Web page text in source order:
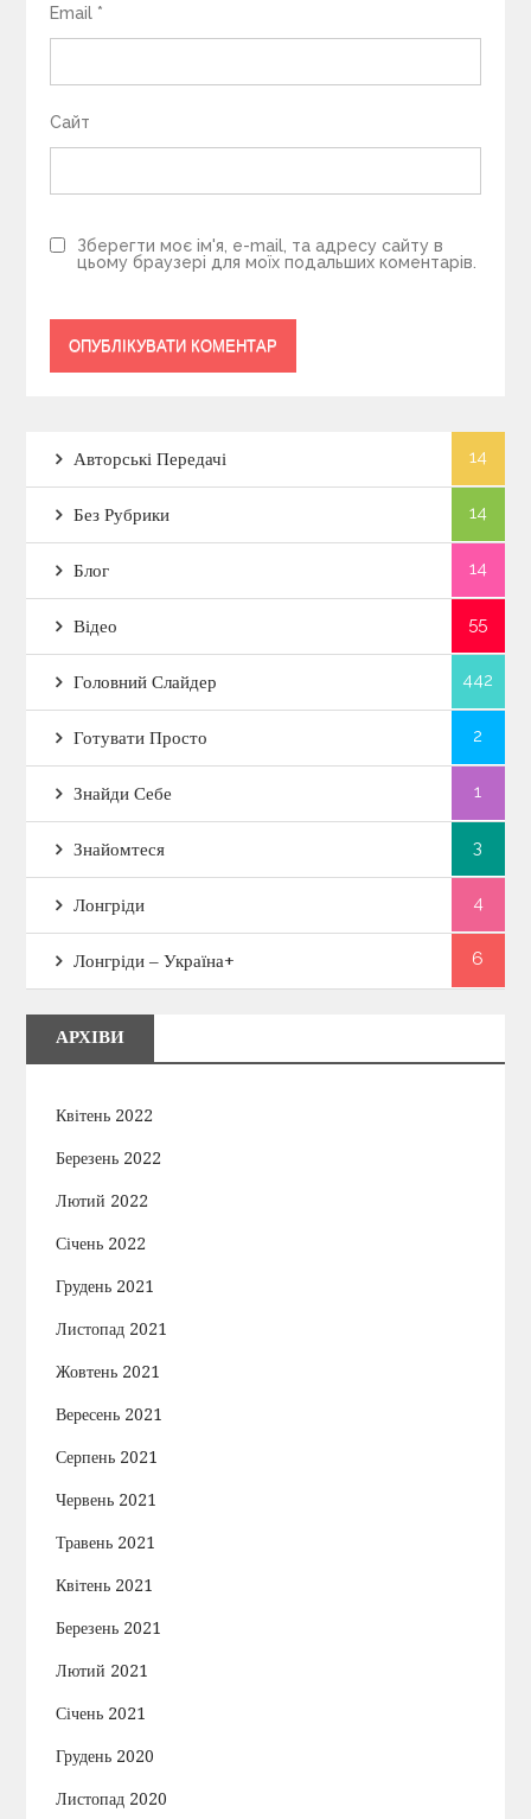
Email *
Сайт
Зберегти моє ім'я, e-mail, та адресу сайту в
цьому браузері для моїх подальших коментарів.
Авторські Передачі 14
Без Рубрики 14
Блог 14
Відео 55
Головний Слайдер 442
Готувати Просто 2
Знайди Себе 1
Знайомтеся 3
Лонгріди 4
Лонгріди – Україна+ 6
АРХІВИ
Квітень 2022
Березень 2022
Лютий 2022
Січень 2022
Грудень 2021
Листопад 2021
Жовтень 2021
Вересень 2021
Серпень 2021
Червень 2021
Травень 2021
Квітень 2021
Березень 2021
Лютий 2021
Січень 2021
Грудень 2020
Листопад 2020